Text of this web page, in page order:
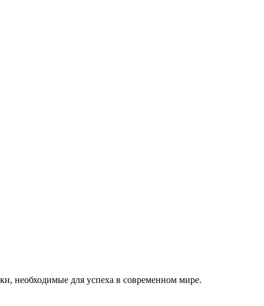
необходимые для успеха в современном мире.